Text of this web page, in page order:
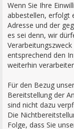
Wenn Sie Ihre
abbestellen, erfolgt
Adresse und der
es sei denn, wir
entsprechend den
weiterhin
Für den Bezug
Bereitstellung der
sind nicht dazu
Die
Folge, dass Sie